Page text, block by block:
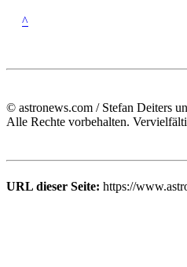
^
© astronews.com / Stefan Deiters
Alle Rechte vorbehalten.
URL dieser Seite: https://